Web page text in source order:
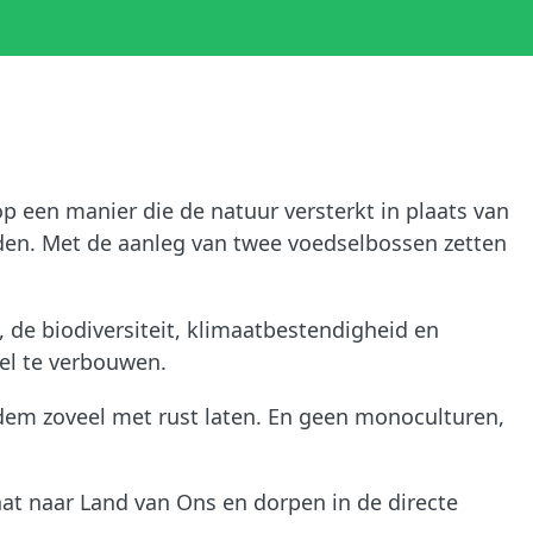
een manier die de natuur versterkt in plaats van
Met de aanleg van twee voedselbossen zetten
de biodiversiteit, klimaatbestendigheid en
te verbouwen.
zoveel met rust laten. En geen monoculturen,
naar Land van Ons en dorpen in de directe